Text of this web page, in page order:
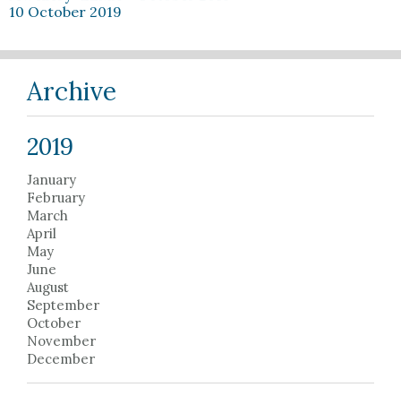
10 October 2019
Archive
2019
January
February
March
April
May
June
August
September
October
November
December